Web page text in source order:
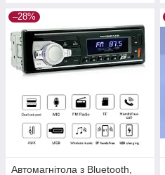
–28%
Автомагнітола з Bluetooth,